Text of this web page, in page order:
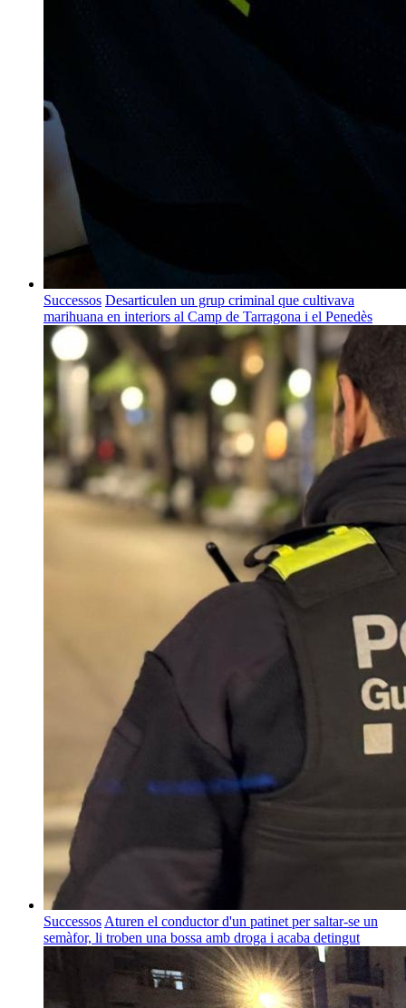
Successos Desarticulen un grup criminal que cultivava
marihuana en interiors al Camp de Tarragona i el Penedès
Successos Aturen el conductor d'un patinet per saltar-se un
semàfor, li troben una bossa amb droga i acaba detingut